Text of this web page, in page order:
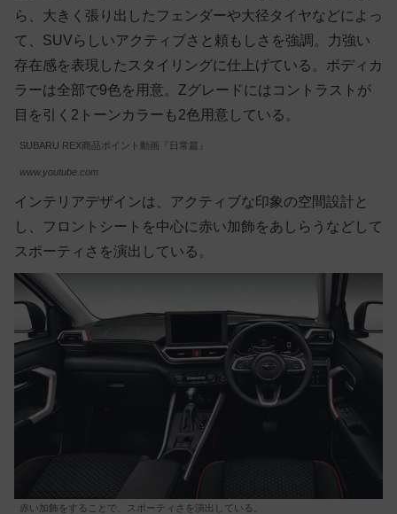
ら、大きく張り出したフェンダーや大径タイヤなどによっ
て、SUVらしいアクティブさと頼もしさを強調。力強い
存在感を表現したスタイリングに仕上げている。ボディカ
ラーは全部で9色を用意。Zグレードにはコントラストが
目を引く2トーンカラーも2色用意している。
SUBARU REX商品ポイント動画『日常篇』
www.youtube.com
インテリアデザインは、アクティブな印象の空間設計と
し、フロントシートを中心に赤い加飾をあしらうなどして
スポーティさを演出している。
赤い加飾をすることで、スポーティさを演出している。